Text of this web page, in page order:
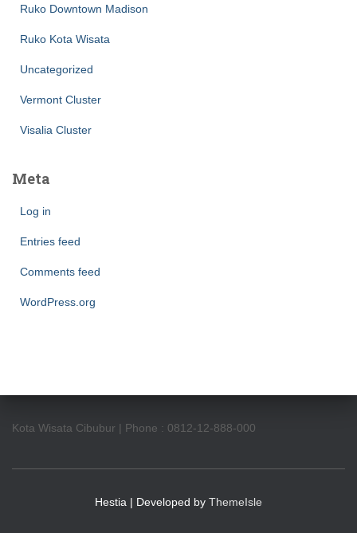
Ruko Downtown Madison
Ruko Kota Wisata
Uncategorized
Vermont Cluster
Visalia Cluster
Meta
Log in
Entries feed
Comments feed
WordPress.org
Kota Wisata Cibubur | Phone : 0812-12-888-000
Hestia | Developed by ThemeIsle